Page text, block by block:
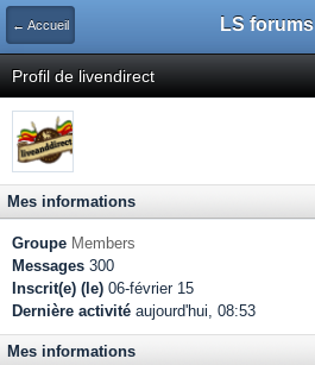
← Accueil LS forums
Profil de livendirect
Mes informations
Groupe Members
Messages 300
Inscrit(e) (le) 06-février 15
Dernière activité aujourd'hui, 08:53
Mes informations